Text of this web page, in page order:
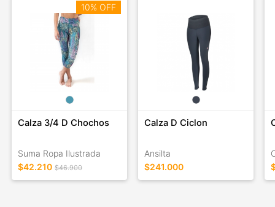
10% OFF
Calza 3/4 D Chochos
Suma Ropa Ilustrada
$42.210 $46.900
Calza D Ciclon
Ansilta
$241.000